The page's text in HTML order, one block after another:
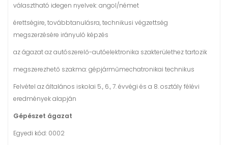
választható idegen nyelvek: angol/német
érettségire, továbbtanulásra, technikusi végzettség
megszerzésére irányuló képzés
az ágazat az autószerelő-autóelektronika szakterülethez tartozik
megszerezhető szakma: gépjárműmechatronikai technikus
Felvétel az általános iskolai 5., 6., 7. évvégi és a 8. osztály félévi
eredmények alapján
Gépészet ágazat
Egyedi kód: 0002